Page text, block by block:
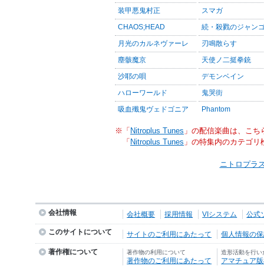
装甲悪鬼村正 スマガ
CHAOS;HEAD 続・殺戮のジャン
月光のカルネヴァーレ 刃鳴散らす
塵骸魔京 天使ノ二挺拳銃
沙耶の唄 デモンベイン
ハローワールド 鬼哭街
吸血殲鬼ヴェドゴニア Phantom
※「 Nitroplus Tunes 」の配信楽曲は、こ
「 Nitroplus Tunes 」の特集内のカテゴ
ニトロプラ
会社情報 会社概要 採用情報 VIシステム 公式
このサイトについて サイトのご利用にあたって 個人情報の
著作権について 著作物の利用について
著作物のご利用にあたって
造形活動を行い
アマチュア